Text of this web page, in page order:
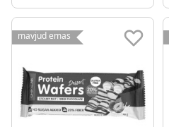
mavjud emas